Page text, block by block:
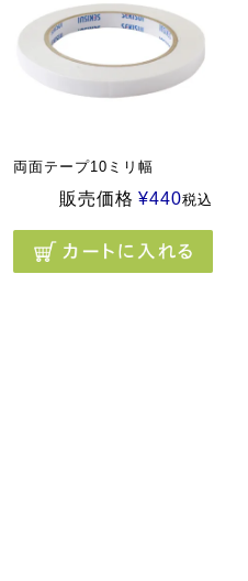
両面テープ10ミリ幅
販売価格 ¥440税込